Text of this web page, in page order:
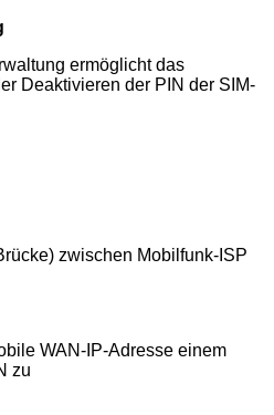
ermöglicht das
Deaktivieren der PIN der SIM-
zwischen Mobilfunk-ISP
WAN-IP-Adresse einem
zu